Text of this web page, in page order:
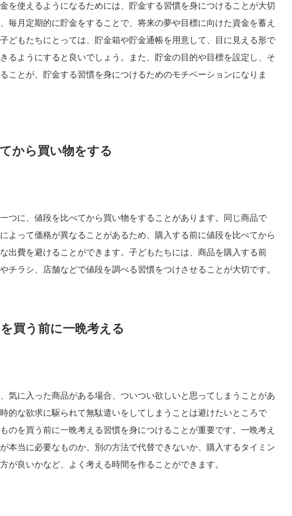
を使えるようになるためには、貯金する習慣を身につけることが大切
毎月定期的に貯金をすることで、将来の夢や目標に向けた資金を蓄え
どもたちにとっては、貯金箱や貯金通帳を用意して、目に見える形で
るようにすると良いでしょう。また、貯金の目的や目標を設定し、そ
ことが、貯金する習慣を身につけるためのモチベーションになりま
から買い物をする
つに、値段を比べてから買い物をすることがあります。同じ商品で
よって価格が異なることがあるため、購入する前に値段を比べてから
出費を避けることができます。子どもたちには、商品を購入する前
チラシ、店舗などで値段を調べる習慣をつけさせることが大切です。
買う前に一晩考える
気に入った商品がある場合、ついつい欲しいと思ってしまうことがあ
的な欲求に駆られて無駄遣いをしてしまうことは避けたいところで
のを買う前に一晩考える習慣を身につけることが重要です。一晩考え
本当に必要なものか、別の方法で代替できないか、購入するタイミン
が良いかなど、よく考える時間を作ることができます。